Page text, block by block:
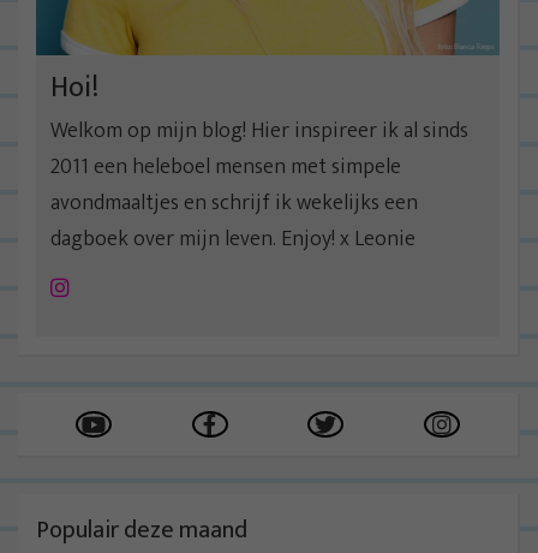
Hoi!
Welkom op mijn blog! Hier inspireer ik al sinds
2011 een heleboel mensen met simpele
avondmaaltjes en schrijf ik wekelijks een
dagboek over mijn leven. Enjoy! x Leonie
Instagram
Populair deze maand